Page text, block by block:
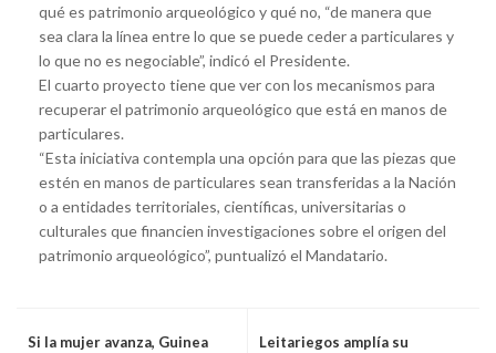
qué es patrimonio arqueológico y qué no, “de manera que
sea clara la línea entre lo que se puede ceder a particulares y
lo que no es negociable”, indicó el Presidente.
El cuarto proyecto tiene que ver con los mecanismos para
recuperar el patrimonio arqueológico que está en manos de
particulares.
“Esta iniciativa contempla una opción para que las piezas que
estén en manos de particulares sean transferidas a la Nación
o a entidades territoriales, científicas, universitarias o
culturales que financien investigaciones sobre el origen del
patrimonio arqueológico”, puntualizó el Mandatario.
Si la mujer avanza, Guinea
Leitariegos amplía su